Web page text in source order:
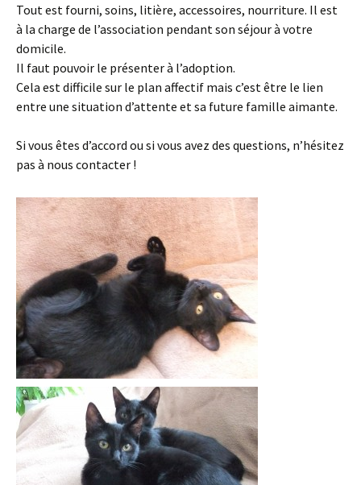
Tout est fourni, soins, litière, accessoires, nourriture. Il est
à la charge de l’association pendant son séjour à votre
domicile.
Il faut pouvoir le présenter à l’adoption.
Cela est difficile sur le plan affectif mais c’est être le lien
entre une situation d’attente et sa future famille aimante.
Si vous êtes d’accord ou si vous avez des questions, n’hésitez
pas à nous contacter !